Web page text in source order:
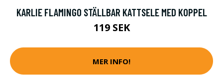
KARLIE FLAMINGO STÄLLBAR KATTSELE MED KOPPEL
119 SEK
MER INFO!